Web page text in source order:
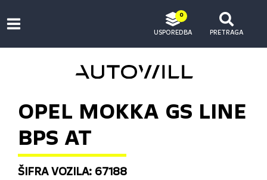
0
USPOREDBA PRETRAGA
OPEL MOKKA GS LINE
BPS AT
ŠIFRA VOZILA: 67188